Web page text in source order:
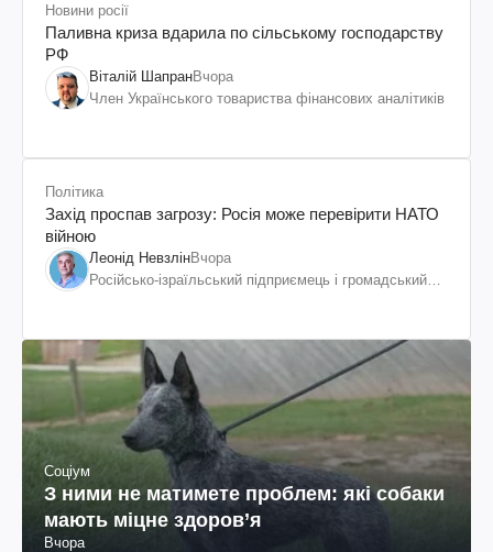
Новини росії
Паливна криза вдарила по сільському господарству
РФ
Віталій ШапранВчора
Член Українського товариства фінансових аналітиків
Політика
Захід проспав загрозу: Росія може перевірити НАТО
війною
Леонід НевзлінВчора
Російсько-ізраїльський підприємець і громадський
Соціум
З ними не матимете проблем: які собаки
мають міцне здоров’я
Вчора